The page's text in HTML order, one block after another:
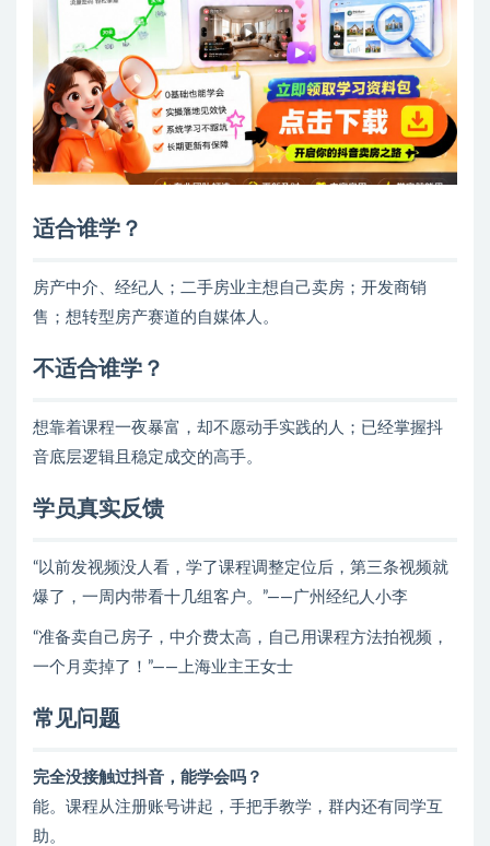
适合谁学？
房产中介、经纪人；二手房业主想自己卖房；开发商销
售；想转型房产赛道的自媒体人。
不适合谁学？
想靠着课程一夜暴富，却不愿动手实践的人；已经掌握抖
音底层逻辑且稳定成交的高手。
学员真实反馈
“以前发视频没人看，学了课程调整定位后，第三条视频就
爆了，一周内带看十几组客户。”——广州经纪人小李
“准备卖自己房子，中介费太高，自己用课程方法拍视频，
一个月卖掉了！”——上海业主王女士
常见问题
完全没接触过抖音，能学会吗？
能。课程从注册账号讲起，手把手教学，群内还有同学互
助。